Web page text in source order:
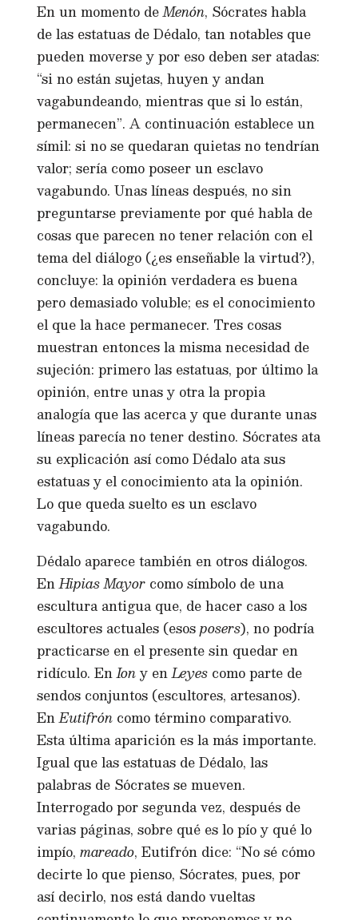
En un momento deMenón, Sócrates habla
de las estatuas de Dédalo, tan notables que
pueden moverse y por eso deben ser atadas:
“si no están sujetas, huyen y andan
vagabundeando, mientras que si lo están,
permanecen”. A continuación establece un
símil: si no se quedaran quietas no tendrían
valor; sería como poseer un esclavo
vagabundo. Unas líneas después, no sin
preguntarse previamente por qué habla de
cosas que parecen no tener relación con el
tema del diálogo (¿es enseñable la virtud?),
concluye: la opinión verdadera es buena
pero demasiado voluble; es el conocimiento
el que la hace permanecer. Tres cosas
muestran entonces la misma necesidad de
sujeción: primero las estatuas, por último la
opinión, entre unas y otra la propia
analogía que las acerca y que durante unas
líneas parecía no tener destino. Sócrates ata
su explicación así como Dédalo ata sus
estatuas y el conocimiento ata la opinión.
Lo que queda suelto es un esclavo
vagabundo.
Dédalo aparece también en otros diálogos.
EnHipias Mayor como símbolo de una
escultura antigua que, de hacer caso a los
escultores actuales (esosposers), no podría
practicarse en el presente sin quedar en
ridículo. EnIony enLeyes como parte de
sendos conjuntos (escultores, artesanos).
EnEutifrón como término comparativo.
Esta última aparición es la más importante.
Igual que las estatuas de Dédalo, las
palabras de Sócrates se mueven.
Interrogado por segunda vez, después de
varias páginas, sobre qué es lo pío y qué lo
impío,mareado, Eutifrón dice: “No sé cómo
decirte lo que pienso, Sócrates, pues, por
así decirlo, nos está dando vueltas